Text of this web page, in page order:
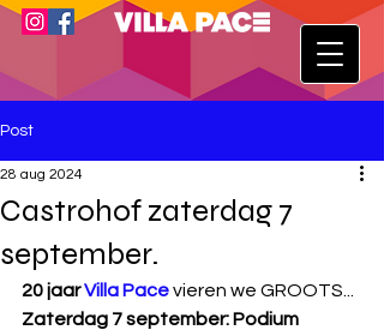
Post
Castrohof zaterdag 7
september.
28 aug 2024
20 jaar Villa Pace vieren we GROOTS...
Zaterdag 7 september: Podium